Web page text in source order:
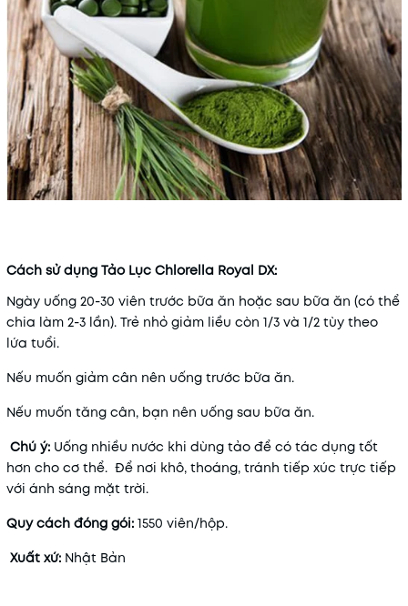
Cách sử dụng Tảo Lục Chlorella Royal DX:
Ngày uống 20-30 viên trước bữa ăn hoặc sau bữa ăn (có thể
chia làm 2-3 lần). Trẻ nhỏ giảm liều còn 1/3 và 1/2 tùy theo
lứa tuổi.
Nếu muốn giảm cân nên uống trước bữa ăn.
Nếu muốn tăng cân, bạn nên uống sau bữa ăn.
Chú ý: Uống nhiều nước khi dùng tảo để có tác dụng tốt
hơn cho cơ thể. Để nơi khô, thoáng, tránh tiếp xúc trực tiếp
với ánh sáng mặt trời.
Quy cách đóng gói: 1550 viên/hộp.
Xuất xứ: Nhật Bản